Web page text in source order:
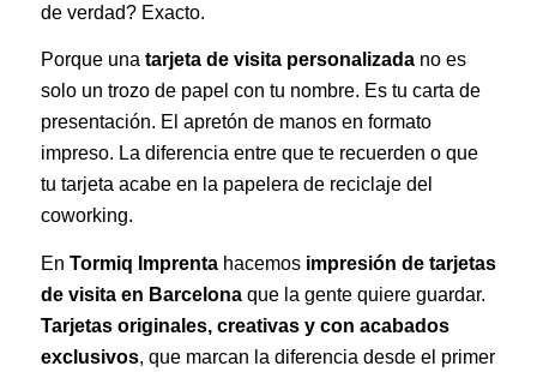
de verdad? Exacto.
Porque una tarjeta de visita personalizadano es
solo un trozo de papel con tu nombre. Es tu carta de
presentación. El apretón de manos en formato
impreso. La diferencia entre que te recuerden o que
tu tarjeta acabe en la papelera de reciclaje del
coworking.
En Tormiq Imprentahacemos impresión de tarjetas
de visita en Barcelonaque la gente quiere guardar.
Tarjetas originales, creativas y con acabados
exclusivos, que marcan la diferencia desde el primer